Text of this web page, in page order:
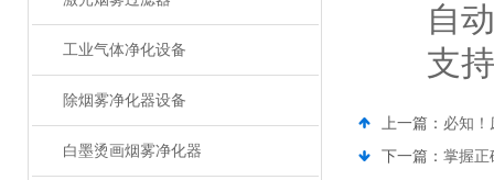
工业气体净化设备
除烟雾净化器设备
白墨烫画烟雾净化器
自动
支持远
上一篇： 必知！
下一篇： 掌握正